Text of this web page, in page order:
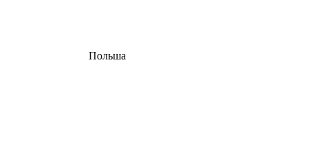
Польша